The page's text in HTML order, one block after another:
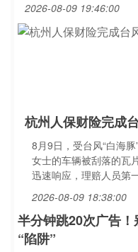
2026-08-09 19:46:00
杭州人保财险完成
8月9日，受台风“白海
女士的车辆被刮落的瓦
迅速响应，理赔人员第
2026-08-09 18:38:00
半分钟跳20次广告
“陷阱”